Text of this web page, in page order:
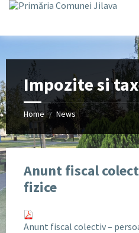
Impozite si
Home / News
Anunt fiscal
fizice
Anunt fiscal colectiv –